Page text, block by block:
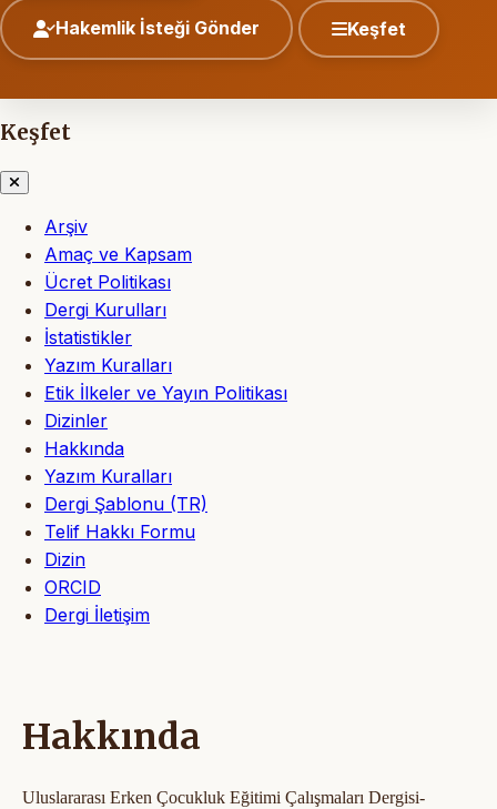
Hakemlik İsteği Gönder Keşfet
Keşfet
Arşiv
Amaç ve Kapsam
Ücret Politikası
Dergi Kurulları
İstatistikler
Yazım Kuralları
Etik İlkeler ve Yayın Politikası
Dizinler
Hakkında
Yazım Kuralları
Dergi Şablonu (TR)
Telif Hakkı Formu
Dizin
ORCID
Dergi İletişim
Hakkında
Uluslararası Erken Çocukluk Eğitimi Çalışmaları Dergisi-